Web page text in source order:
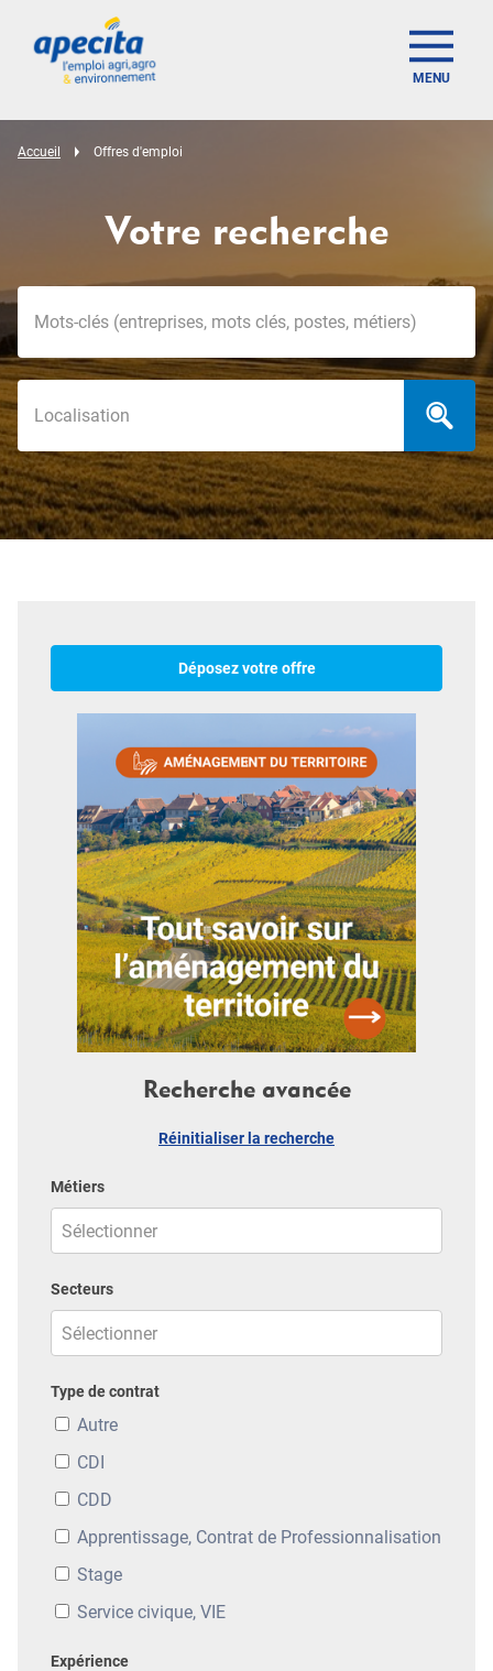
MENU
Accueil Offres d'emploi
Votre recherche
Déposez votre offre
Recherche avancée
Réinitialiser la recherche
Métiers
Secteurs
Type de contrat
Autre
CDI
CDD
Apprentissage, Contrat de Professionnalisation
Stage
Service civique, VIE
Expérience